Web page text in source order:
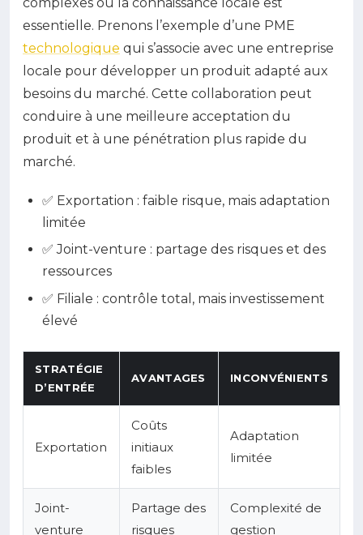
essentielle. Prenons l’exemple d’une PME
technologique qui s’associe avec une entreprise
locale pour développer un produit adapté aux
besoins du marché. Cette collaboration peut
conduire à une meilleure acceptation du
produit et à une pénétration plus rapide du
marché.
✅ Exportation : faible risque, mais adaptation
limitée
✅ Joint-venture : partage des risques et des
ressources
✅ Filiale : contrôle total, mais investissement
élevé
STRATÉGIE
D’ENTRÉE
AVANTAGES INCONVÉNIENTS
Exportation
Coûts
initiaux
faibles
Adaptation
limitée
Joint-
venture
Partage des
risques
Complexité de
gestion